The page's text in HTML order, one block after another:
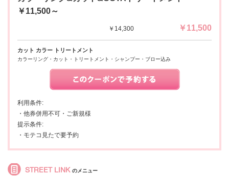
￥11,500～
￥14,300 ￥11,500
カット カラー トリートメント
カラーリング・カット・トリートメント・シャンプー・ブロー込み
利用条件:
・他券併用不可・ご新規様
提示条件:
・モテコ見たで要予約
STREET LINK のメニュー